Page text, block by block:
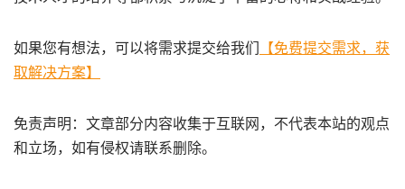
如果您有想法，可以将需求提交给我们
【免费提交需求，获
取解决方案】
免责声明：文章部分内容收集于互联网，不代表本站的观点
和立场，如有侵权请联系删除。